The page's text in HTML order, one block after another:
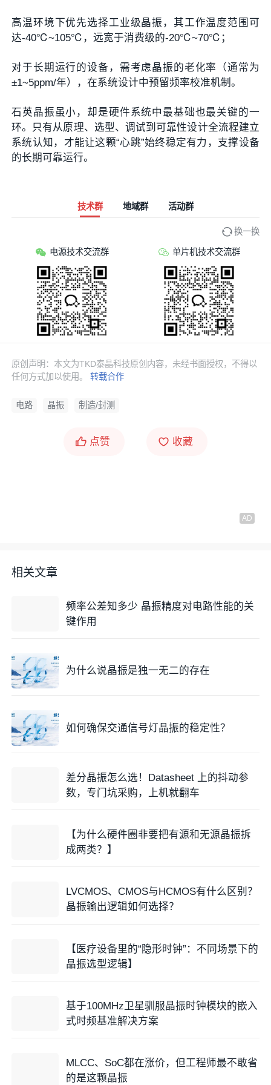
高温环境下优先选择工业级晶振，其工作温度范围可
达-40℃~105℃，远宽于消费级的-20℃~70℃；
对于长期运行的设备，需考虑晶振的老化率（通常为
±1~5ppm/年），在系统设计中预留频率校准机制。
石英晶振虽小，却是硬件系统中最基础也最关键的一
环。只有从原理、选型、调试到可靠性设计全流程建立
系统认知，才能让这颗“心跳”始终稳定有力，支撑设备
的长期可靠运行。
技术群 地域群 活动群
换一换
电源技术交流群 单片机技术交流群
原创声明：本文为TKD泰晶科技原创内容，未经书面授权，不得以
任何方式加以使用。转载合作
电路 晶振 制造/封测
点赞 收藏
相关文章
频率公差知多少 晶振精度对电路性能的关
键作用
为什么说晶振是独一无二的存在
如何确保交通信号灯晶振的稳定性？
差分晶振怎么选！Datasheet 上的抖动参
数，专门坑采购，上机就翻车
【为什么硬件圈非要把有源和无源晶振拆
成两类？】
LVCMOS、CMOS与HCMOS有什么区别？
晶振输出逻辑如何选择？
【医疗设备里的“隐形时钟”：不同场景下的
晶振选型逻辑】
基于100MHz卫星驯服晶振时钟模块的嵌入
式时频基准解决方案
MLCC、SoC都在涨价，但工程师最不敢省
的是这颗晶振